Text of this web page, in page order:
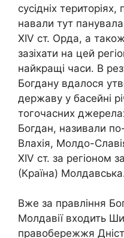
сусідніх
навали тут
XIV ст. Орда, а
зазіхати на цей
найкращі часи. В
Богдану вдалося
державу у басейні
тогочасних
Богдан, називали
Влахія, Молдо-
XIV ст. за регіоном
(Країна)
Вже за правління
Молдавії входить
правобережжя